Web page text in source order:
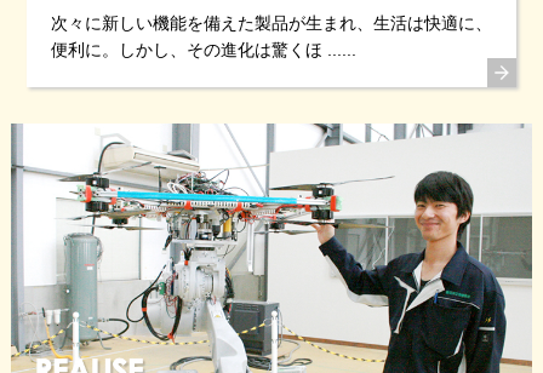
次々に新しい機能を備えた製品が生まれ、生活は快適に、
便利に。しかし、その進化は驚くほ ......